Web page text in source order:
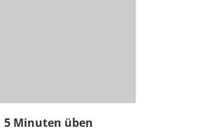
5 Minuten üben